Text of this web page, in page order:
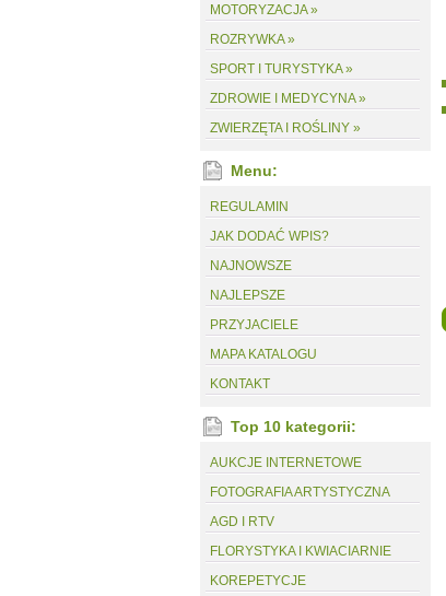
MOTORYZACJA »
ROZRYWKA »
SPORT I TURYSTYKA »
ZDROWIE I MEDYCYNA »
ZWIERZĘTA I ROŚLINY »
Menu:
REGULAMIN
JAK DODAĆ WPIS?
NAJNOWSZE
NAJLEPSZE
PRZYJACIELE
MAPA KATALOGU
KONTAKT
Top 10 kategorii:
AUKCJE INTERNETOWE
FOTOGRAFIA ARTYSTYCZNA
AGD I RTV
FLORYSTYKA I KWIACIARNIE
KOREPETYCJE